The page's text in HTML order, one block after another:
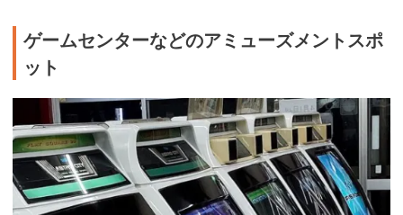
ゲームセンターなどのアミューズメントスポ
ット